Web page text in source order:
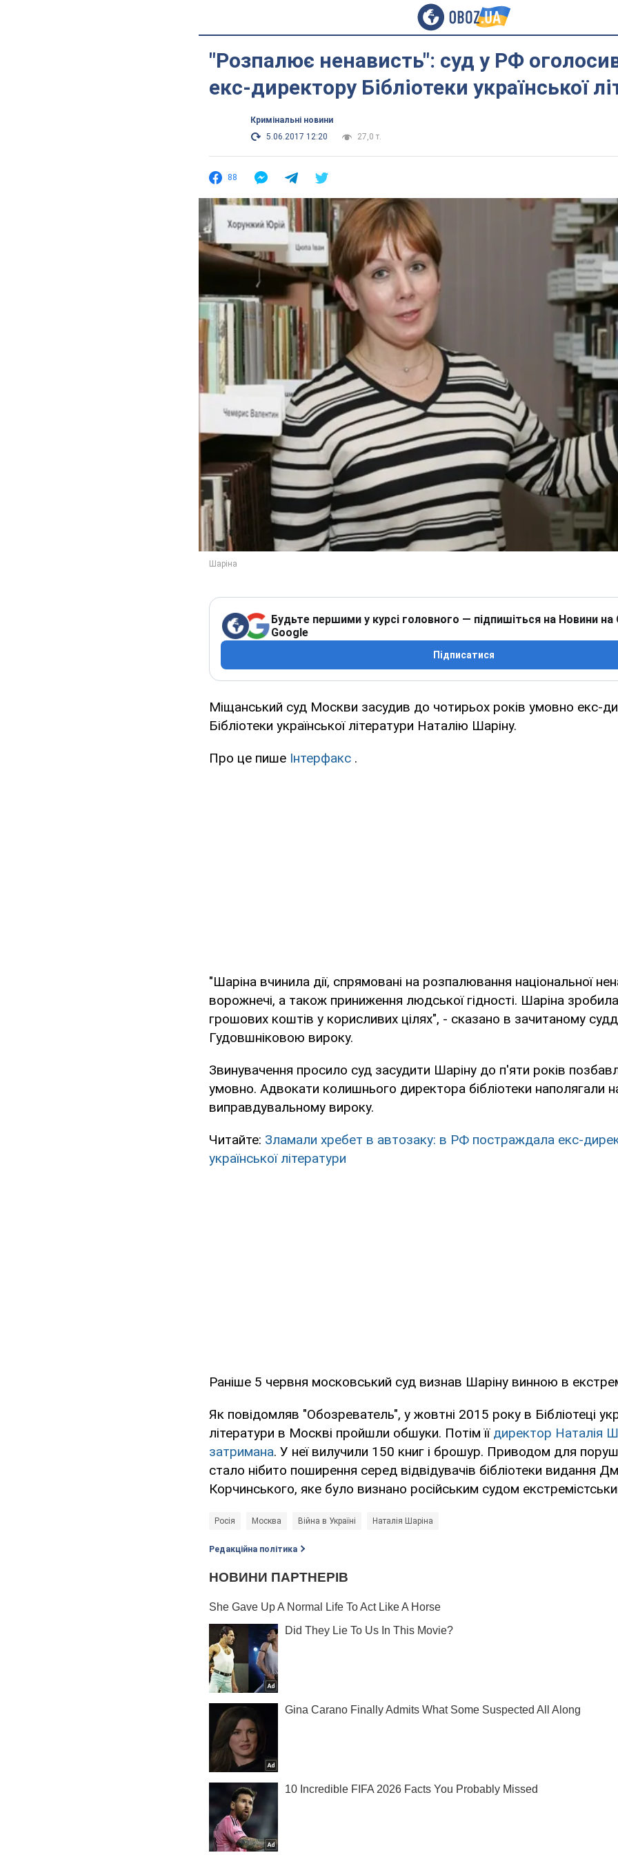
"Розпалює ненависть": суд у РФ
екс-директору Бібліотеки української
Кримінальні новини
5.06.2017 12:20
27,0 т.
88
Будьте першими у курсі головного — підпишіться на Новини на
Google
Підписатися
Міщанський суд Москви засудив до чотирьох років умовно екс-
Бібліотеки української літератури Наталію Шаріну.
Про це пише Інтерфакс .
"Шаріна вчинила дії, спрямовані на розпалювання національної
ворожнечі, а також приниження людської гідності. Шаріна
грошових коштів у корисливих цілях", - сказано в зачитаному
Гудовшніковою вироку.
Звинувачення просило суд засудити Шаріну до п'яти років
умовно. Адвокати колишнього директора бібліотеки наполягали
виправдувальному вироку.
Читайте: Зламали хребет в автозаку: в РФ постраждала екс-
української літератури
Раніше 5 червня московський суд визнав Шаріну винною в
Як повідомляв "Обозреватель", у жовтні 2015 року в Бібліотеці
літератури в Москві пройшли обшуки. Потім її директор Наталія
затримана. У неї вилучили 150 книг і брошур. Приводом для
стало нібито поширення серед відвідувачів бібліотеки видання
Корчинського, яке було визнано російським судом
Росія Москва Війна в Україні Наталія Шаріна
Редакційна політика